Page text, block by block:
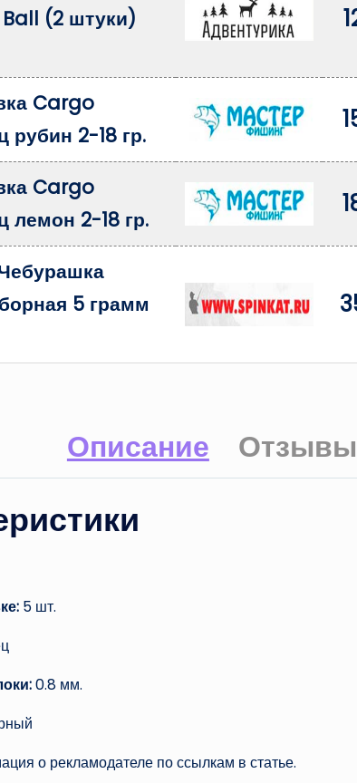
(2 штуки)
Cargo
рубин 2-18 гр.
Cargo
лемон 2-18 гр.
5 грамм
Описание
5 шт.
0.8 мм.
о рекламодателе по ссылкам в статье.